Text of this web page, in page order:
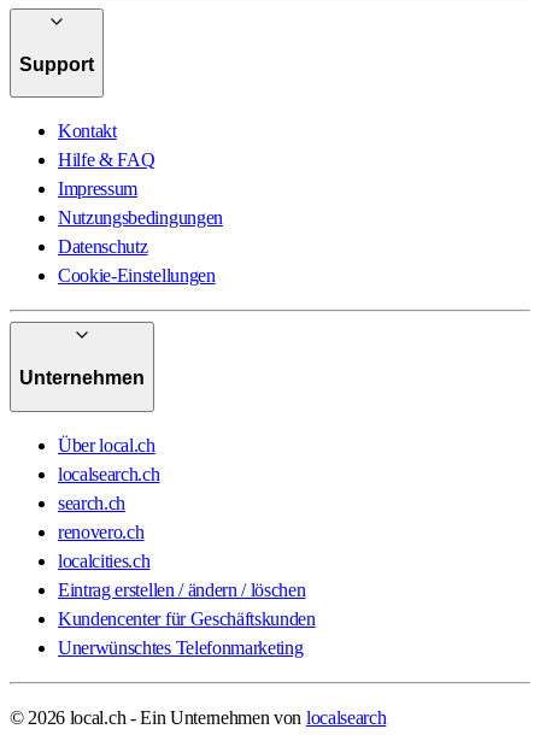
Support
Kontakt
Hilfe & FAQ
Impressum
Nutzungsbedingungen
Datenschutz
Cookie-Einstellungen
Unternehmen
Über local.ch
localsearch.ch
search.ch
renovero.ch
localcities.ch
Eintrag erstellen / ändern / löschen
Kundencenter für Geschäftskunden
Unerwünschtes Telefonmarketing
© 2026 local.ch - Ein Unternehmen von localsearch